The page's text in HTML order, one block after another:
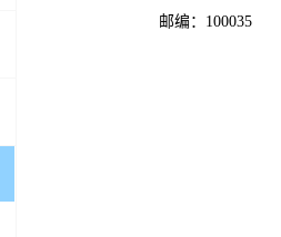
邮编：100035